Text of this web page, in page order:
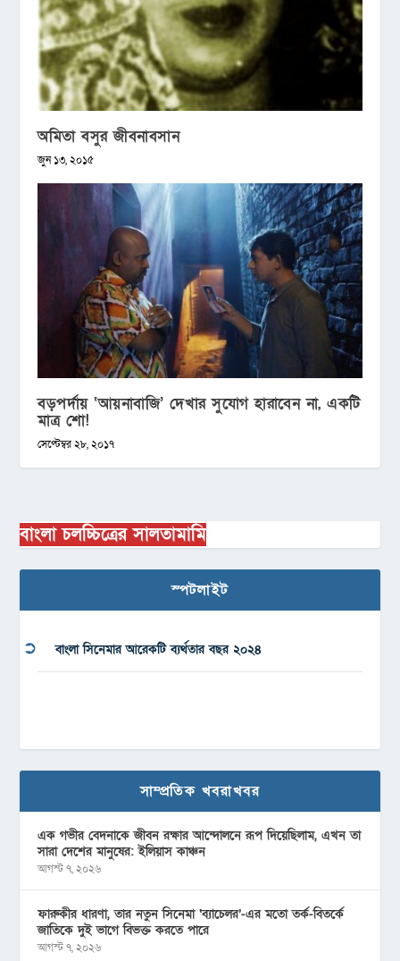
অমিতা বসুর জীবনাবসান
জুন ১৩, ২০১৫
বড়পর্দায় ‘আয়নাবাজি’ দেখার সুযোগ হারাবেন না, একটি
মাত্র শো!
সেপ্টেম্বর ২৮, ২০১৭
বাংলা চলচ্চিত্রের সালতামামি
স্পটলাইট
বাংলা সিনেমার আরেকটি ব্যর্থতার বছর ২০২৪
সাম্প্রতিক খবরাখবর
এক গভীর বেদনাকে জীবন রক্ষার আন্দোলনে রূপ দিয়েছিলাম, এখন তা
সারা দেশের মানুষের: ইলিয়াস কাঞ্চন
আগস্ট ৭, ২০২৬
ফারুকীর ধারণা, তার নতুন সিনেমা ‘ব্যাচেলর’-এর মতো তর্ক-বিতর্কে
জাতিকে দুই ভাগে বিভক্ত করতে পারে
আগস্ট ৭, ২০২৬